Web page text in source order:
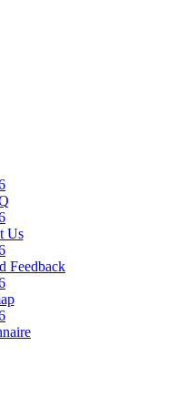
Us
Feedback